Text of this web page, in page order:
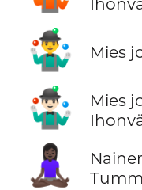
🤹‍♂️ Mies
🤹🏻‍♂️
Mies
🧘🏿‍♀️